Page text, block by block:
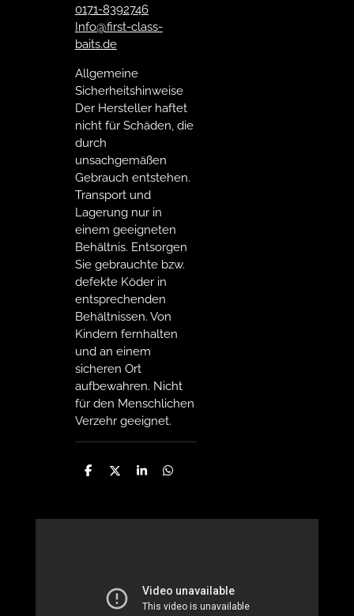
0171-8392746
Info@first-class-
baits.de
Allgemeine
Sicherheitshinweise
Der Hersteller haftet
nicht für Schäden, die
durch
unsachgemäßen
Gebrauch entstehen.
Transport und
Lagerung nur in
einem geeigneten
Behältnis. Entsorgen
Sie gebrauchte bzw.
defekte Köder in
entsprechenden
Behältnissen. Von
Kindern fernhalten
und an einem
sicheren Ort
aufbewahren. Nicht
für den Menschlichen
Verzehr geeignet.
T
e
T
e
T
e
T
e